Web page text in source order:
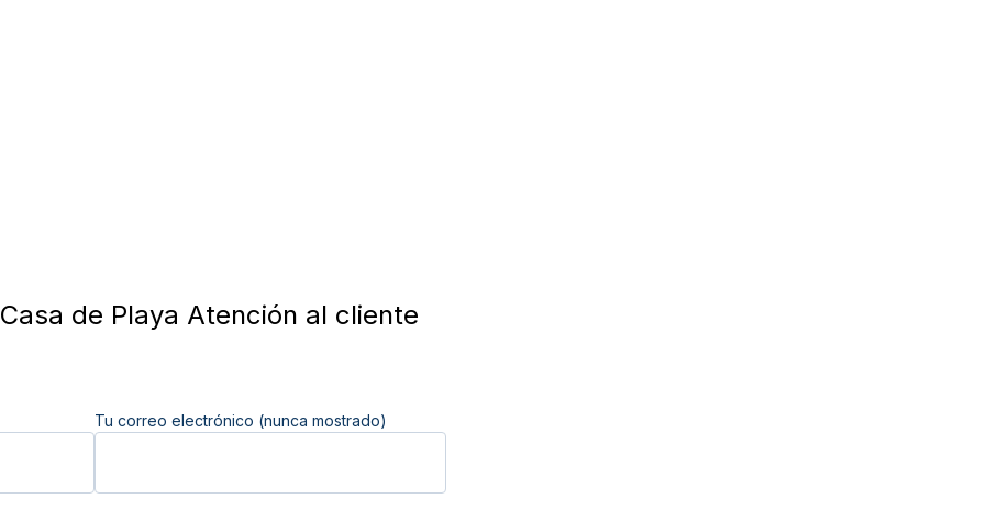
Casa de Playa Atención al cliente
Tu correo electrónico (nunca mostrado)